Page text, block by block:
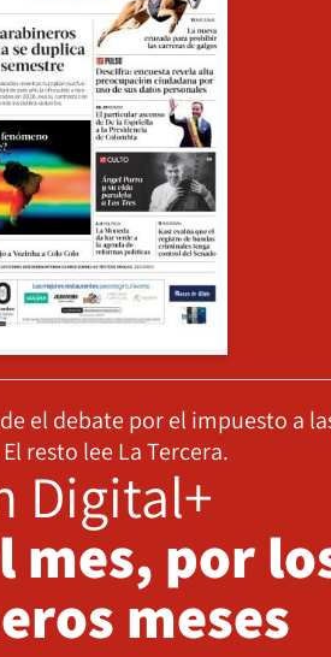
el debate por el impuesto a
resto lee La Tercera.
Digital+
mes, por
meses